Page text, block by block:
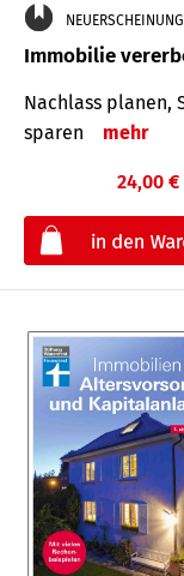
NEUERSCHEINUNG
Immobilie
Nachlass planen,
sparen
mehr
24,00 €